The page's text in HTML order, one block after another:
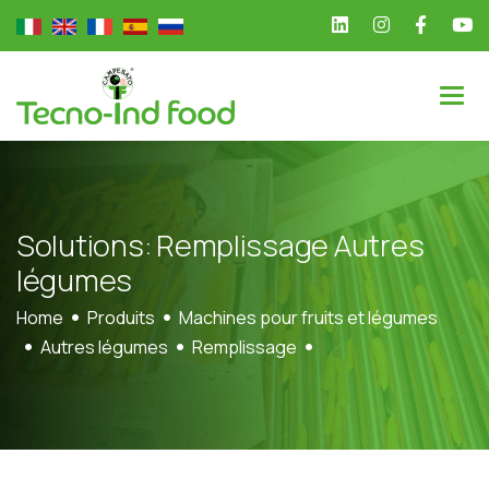
Solutions: RemplissageAutres
légumes
Home Produits
Machines pour fruits et légumes
Autres légumes
Remplissage